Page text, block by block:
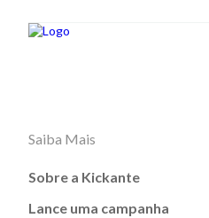
Saiba Mais
Sobre a Kickante
Lance uma campanha